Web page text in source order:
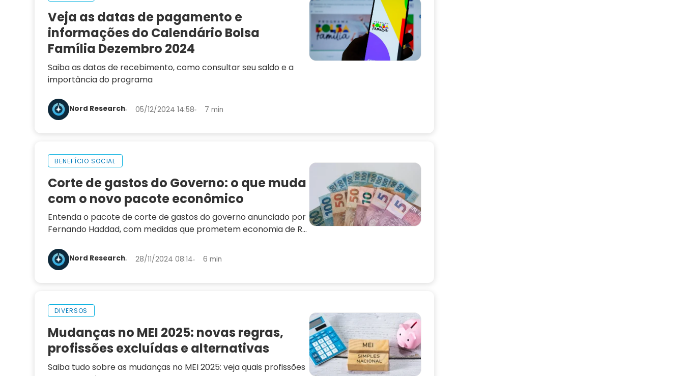
Veja as datas de pagamento e
informações do Calendário Bolsa
Família Dezembro 2024
Saiba as datas de recebimento, como consultar seu saldo e a
importância do programa
Nord Research 05/12/2024 14:58 7 min
BENEFÍCIO SOCIAL
Corte de gastos do Governo: o que muda
com o novo pacote econômico
Entenda o pacote de corte de gastos do governo anunciado por
Fernando Haddad, com medidas que prometem economia de R$
salário mínimo, o combate aos supersalários e o impacto do
aumento da isenção do IR
Nord Research 28/11/2024 08:14 6 min
DIVERSOS
Mudanças no MEI 2025: novas regras,
profissões excluídas e alternativas
Saiba tudo sobre as mudanças no MEI 2025: veja quais profissões